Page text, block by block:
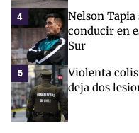
4
Nelson
conducir en
Sur
5
Violenta
deja dos